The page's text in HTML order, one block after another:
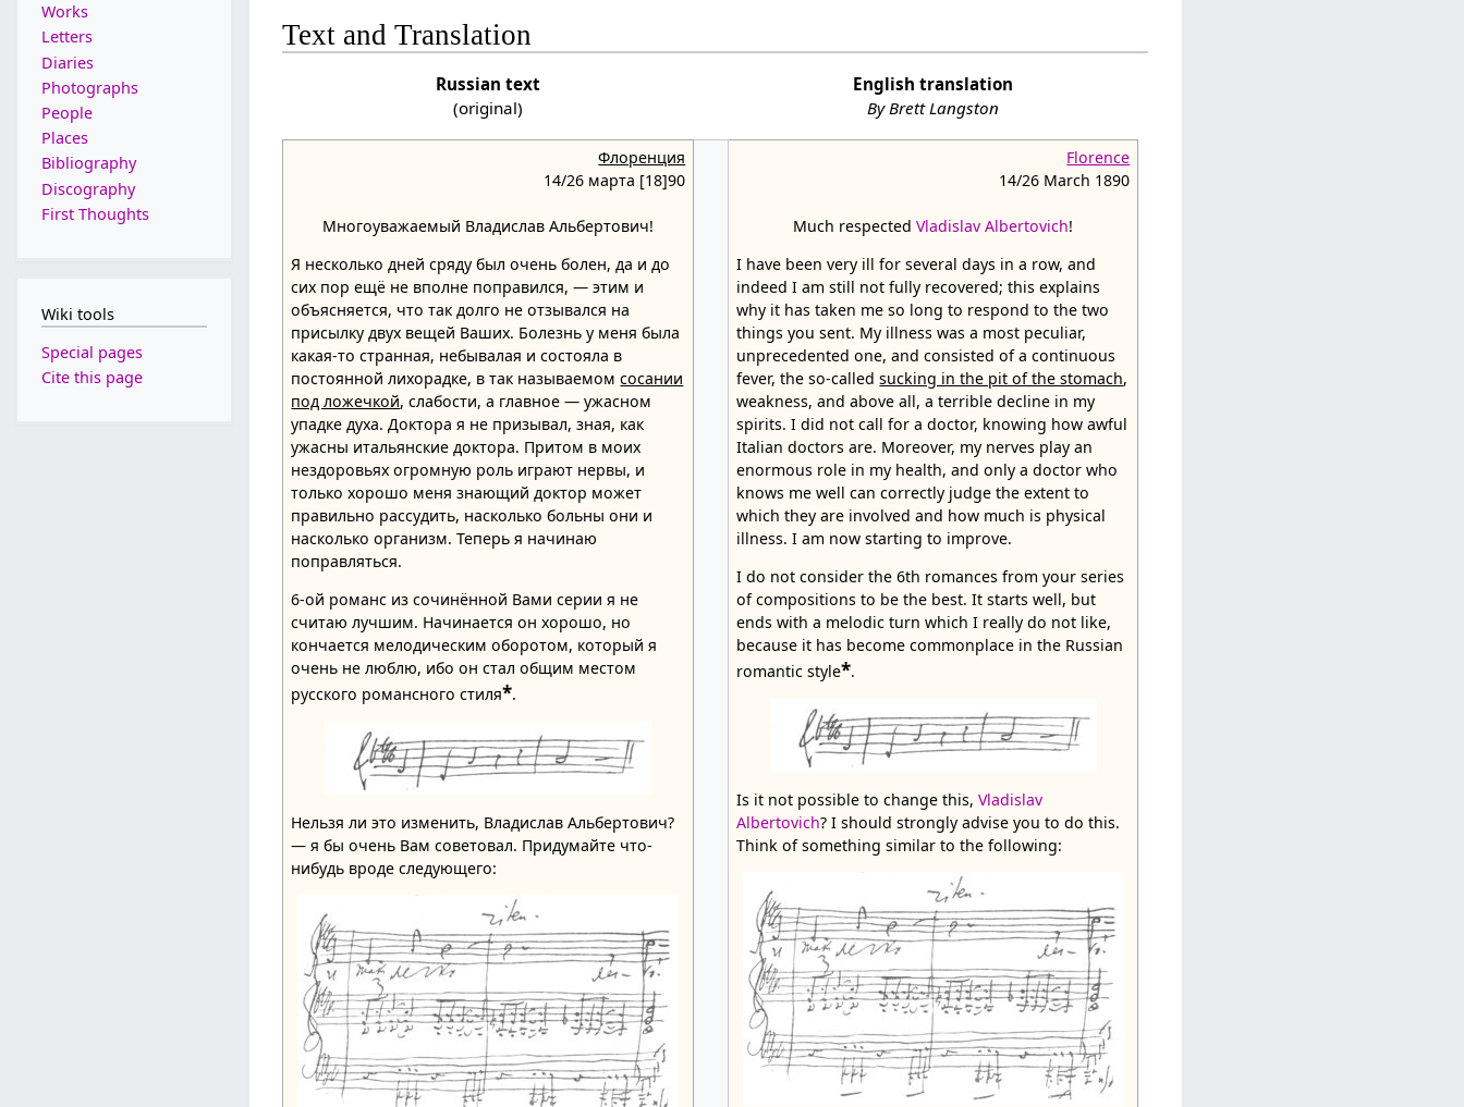
Text and Translation
Russian text
(original)
English translation
By Brett Langston
Флоренция
14/26 марта [18]90
Многоуважаемый Владислав Альбертович!
Я несколько дней сряду был очень болен, да и до
сих пор ещё не вполне поправился, — этим и
объясняется, что так долго не отзывался на
присылку двух вещей Ваших. Болезнь у меня была
какая-то странная, небывалая и состояла в
постоянной лихорадке, в так называемомсосании
под ложечкой, слабости, а главное — ужасном
упадке духа. Доктора я не призывал, зная, как
ужасны итальянские доктора. Притом в моих
нездоровьях огромную роль играют нервы, и
только хорошо меня знающий доктор может
правильно рассудить, насколько больны они и
насколько организм. Теперь я начинаю
поправляться.
6-ой романс из сочинённой Вами серии я не
считаю лучшим. Начинается он хорошо, но
кончается мелодическим оборотом, который я
очень не люблю, ибо он стал общим местом
русского романсного стиля*.
Нельзя ли это изменить, Владислав Альбертович?
— я бы очень Вам советовал. Придумайте что-
нибудь вроде следующего:
Florence
14/26 March 1890
Much respectedVladislav Albertovich!
I have been very ill for several days in a row, and
indeed I am still not fully recovered; this explains
why it has taken me so long to respond to the two
things you sent. My illness was a most peculiar,
unprecedented one, and consisted of a continuous
fever, the so-calledsucking in the pit of the stomach,
weakness, and above all, a terrible decline in my
spirits. I did not call for a doctor, knowing how awful
Italian doctors are. Moreover, my nerves play an
enormous role in my health, and only a doctor who
knows me well can correctly judge the extent to
which they are involved and how much is physical
illness. I am now starting to improve.
I do not consider the 6th romances from your series
of compositions to be the best. It starts well, but
ends with a melodic turn which I really do not like,
because it has become commonplace in the Russian
romantic style*.
Is it not possible to change this,Vladislav
Albertovich? I should strongly advise you to do this.
Think of something similar to the following:
Works
Letters
Diaries
Photographs
People
Places
Bibliography
Discography
First Thoughts
Wiki tools
Special pages
Cite this page